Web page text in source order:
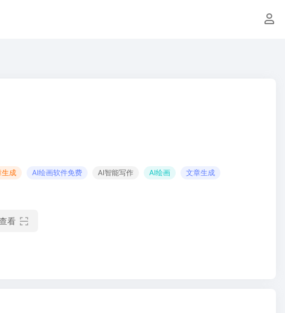
生成 AI绘画软件免费 AI智能写作 AI绘画
文章生成
看